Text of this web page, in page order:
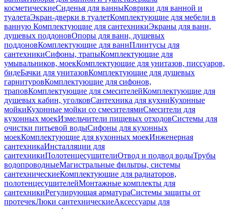
косметическиеСиденья для ванныКоврики для ванной и
туалетаЭкран-дверки в туалетКомплектующие для мебели в
ванную Комплектующие для сантехникиЭкраны для ванн,
душевых поддоновОпоры для ванн, душевых
поддоновКомплектующие для ваннПлинтусы для
сантехникиСифоны, трапыКомплектующие для
умывальников, моекКомплектующие для унитазов, писсуаров,
бидеБачки для унитазовКомплектующие для душевых
гарнитуровКомплектующие для сифонов,
траповКомплектующие для смесителейКомплектующие для
душевых кабин, уголковСантехника для кухниКухонные
мойкиКухонные мойки со смесителямиСмесители для
кухонных моекИзмельчители пищевых отходовСистемы для
очистки питьевой водыСифоны для кухонных
моекКомплектующие для кухонных моекИнженерная
сантехникаИнсталляции для
сантехникиПолотенцесушителиОтвод и подвод водыТрубы
водопроводныеМагистральные фильтры, системы
сантехническиеКомплектующие для радиаторов,
полотенцесушителейМонтажные комплекты для
сантехникиРегулирующая арматураСистемы защиты от
протечекЛюки сантехническиеАксессуары для